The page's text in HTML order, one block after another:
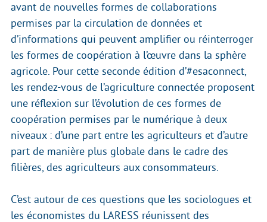
avant de nouvelles formes de collaborations
permises par la circulation de données et
d’informations qui peuvent amplifier ou réinterroger
les formes de coopération à l’œuvre dans la sphère
agricole. Pour cette seconde édition d’#esaconnect,
les rendez-vous de l’agriculture connectée proposent
une réflexion sur l’évolution de ces formes de
coopération permises par le numérique à deux
niveaux : d’une part entre les agriculteurs et d’autre
part de manière plus globale dans le cadre des
filières, des agriculteurs aux consommateurs.
C’est autour de ces questions que les sociologues et
les économistes du LARESS réunissent des